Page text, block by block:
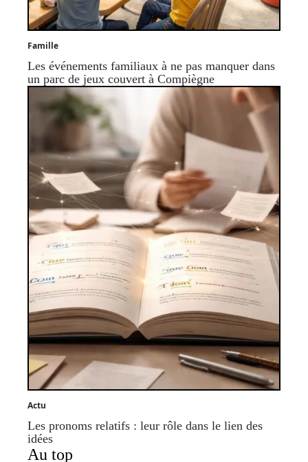
Famille
Les événements familiaux à ne pas manquer dans
un parc de jeux couvert à Compiègne
Actu
Les pronoms relatifs : leur rôle dans le lien des
idées
Au top